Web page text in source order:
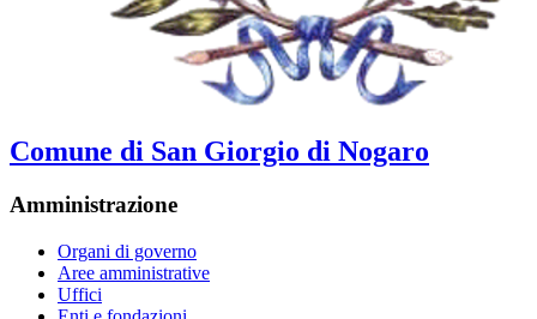
Comune di San Giorgio di Nogaro
Amministrazione
Organi di governo
Aree amministrative
Uffici